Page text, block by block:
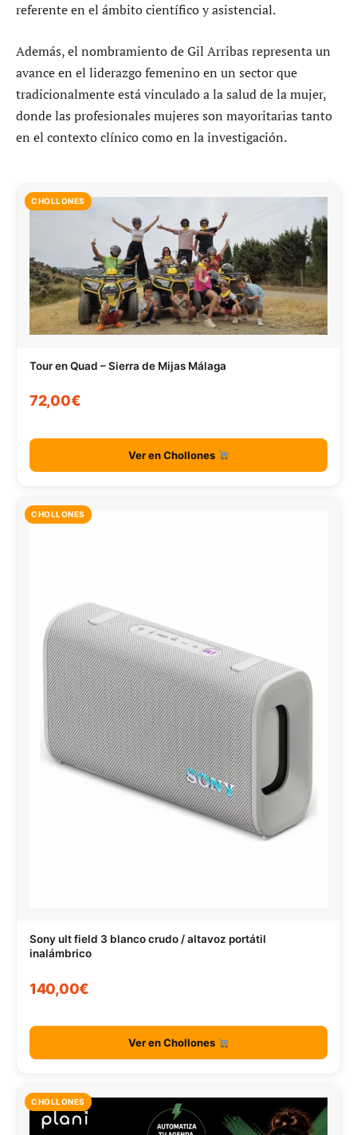
referente en el ámbito científico y asistencial.
Además, el nombramiento de Gil Arribas representa un
avance en el liderazgo femenino en un sector que
tradicionalmente está vinculado a la salud de la mujer,
donde las profesionales mujeres son mayoritarias tanto
en el contexto clínico como en la investigación.
CHOLLONES
Tour en Quad – Sierra de Mijas Málaga
72,00€
Ver en Chollones
CHOLLONES
Sony ult field 3 blanco crudo / altavoz portátil
inalámbrico
140,00€
Ver en Chollones
CHOLLONES